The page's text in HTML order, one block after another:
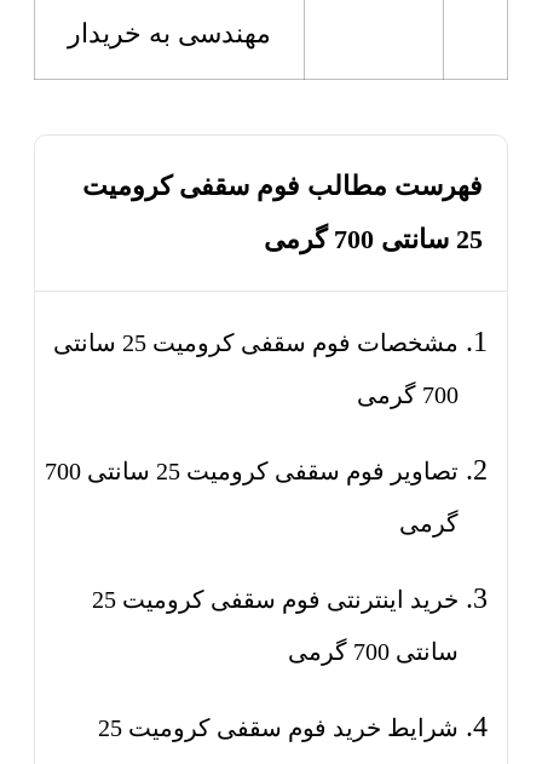
مهندسی به خریدار
فهرست مطالب فوم سقفی کرومیت
25 سانتی 700 گرمی
مشخصات فوم سقفی کرومیت 25 سانتی
700 گرمی
تصاویر فوم سقفی کرومیت 25 سانتی 700
گرمی
خرید اینترنتی فوم سقفی کرومیت 25
سانتی 700 گرمی
شرایط خرید فوم سقفی کرومیت 25